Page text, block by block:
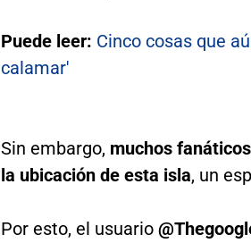
Puede leer: Cinco cosas que
calamar'
Sin embargo, muchos
la ubicación de esta isla, un
Por esto, el usuario